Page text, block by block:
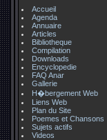
Accueil
Agenda
Annuaire
Articles
Bibliotheque
Compilation
Downloads
Encyclopedie
FAQ Anar
Gallerie
H�bergement Web
Liens Web
Plan du Site
Poemes et Chansons
Sujets actifs
Videos